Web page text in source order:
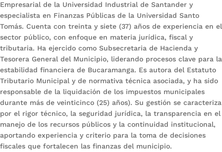
Empresarial de la Universidad Industrial de Santander y
especialista en Finanzas Públicas de la Universidad Santo
Tomás. Cuenta con treinta y siete (37) años de experiencia en el
sector público, con enfoque en materia jurídica, fiscal y
tributaria. Ha ejercido como Subsecretaria de Hacienda y
Tesorera General del Municipio, liderando procesos clave para la
estabilidad financiera de Bucaramanga. Es autora del Estatuto
Tributario Municipal y de normativa técnica asociada, y ha sido
responsable de la liquidación de los impuestos municipales
durante más de veinticinco (25) años). Su gestión se caracteriza
por el rigor técnico, la seguridad jurídica, la transparencia en el
manejo de los recursos públicos y la continuidad institucional,
aportando experiencia y criterio para la toma de decisiones
fiscales que fortalecen las finanzas del municipio.